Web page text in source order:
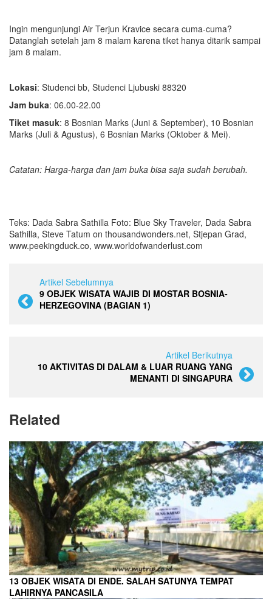
Ingin mengunjungi Air Terjun Kravice secara cuma-cuma?
Datanglah setelah jam 8 malam karena tiket hanya ditarik sampai
jam 8 malam.
Lokasi: Studenci bb, Studenci Ljubuski 88320
Jam buka: 06.00-22.00
Tiket masuk: 8 Bosnian Marks (Juni & September), 10 Bosnian
Marks (Juli & Agustus), 6 Bosnian Marks (Oktober & Mei).
Catatan: Harga-harga dan jam buka bisa saja sudah berubah.
Teks: Dada Sabra Sathilla Foto: Blue Sky Traveler, Dada Sabra
Sathilla, Steve Tatum on thousandwonders.net, Stjepan Grad,
www.peekingduck.co, www.worldofwanderlust.com
Artikel Sebelumnya
9 OBJEK WISATA WAJIB DI MOSTAR BOSNIA-
HERZEGOVINA (BAGIAN 1)
Artikel Berikutnya
10 AKTIVITAS DI DALAM & LUAR RUANG YANG
MENANTI DI SINGAPURA
Related
13 OBJEK WISATA DI ENDE. SALAH SATUNYA TEMPAT
LAHIRNYA PANCASILA